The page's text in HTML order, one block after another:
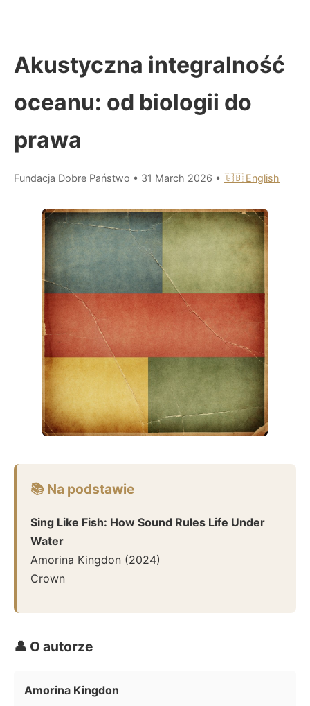
Akustyczna integralność
oceanu: od biologii do
prawa
Fundacja Dobre Państwo • 31 March 2026 • 🇬🇧 English
📚 Na podstawie
Sing Like Fish: How Sound Rules Life Under
Water
Amorina Kingdon (2024)
Crown
👤 O autorze
Amorina Kingdon